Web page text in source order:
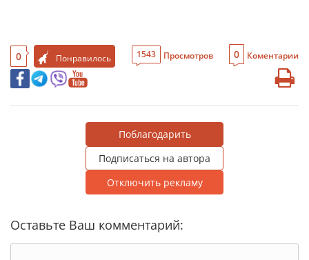
0 Понравилось 1543 Просмотров 0 Коментарии
Поблагодарить
Подписаться на автора
Отключить рекламу
Оставьте Ваш комментарий: